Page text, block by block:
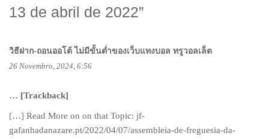
13 de abril de 2022”
วิธีฝาก-ถอนออโต้ ไม่มีขั้นต่ำของเว็บแทงบอล ทรูวอลเล็ต
26 Novembro, 2024, 6:56
… [Trackback]
[…] Read More on on that Topic: jf-
gafanhadanazare.pt/2022/04/07/assembleia-de-freguesia-da-